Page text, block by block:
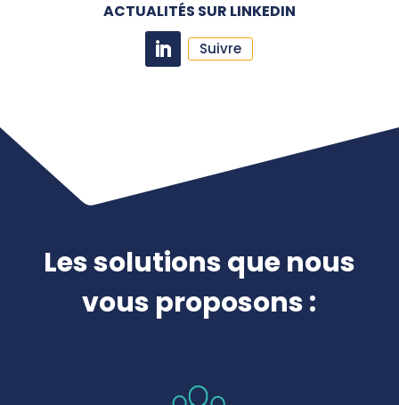
ACTUALITÉS SUR LINKEDIN
Suivre
Les solutions que nous
vous proposons :